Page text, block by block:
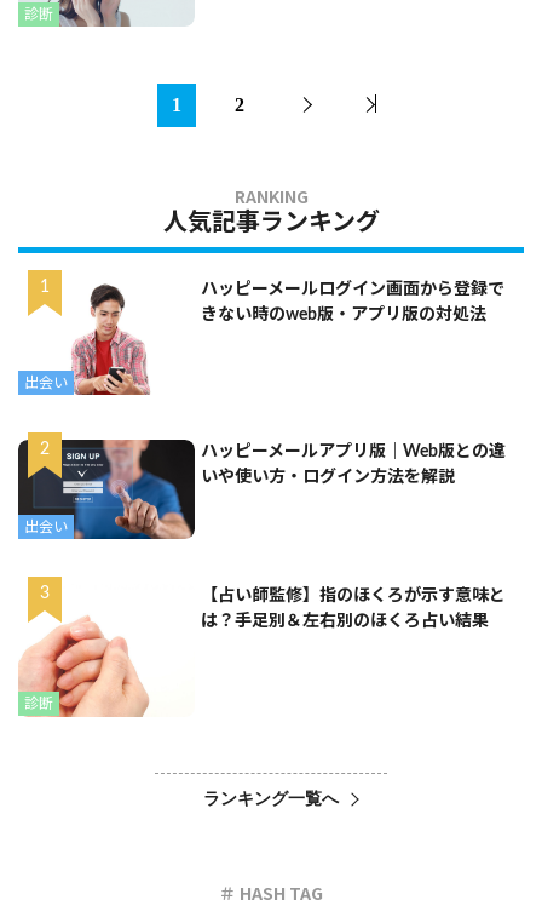
診断
1 2
人気記事ランキング
出会い
ハッピーメールログイン画面から登録で
きない時のweb版・アプリ版の対処法
出会い
ハッピーメールアプリ版｜Web版との違
いや使い方・ログイン方法を解説
診断
【占い師監修】指のほくろが示す意味と
は？手足別＆左右別のほくろ占い結果
ランキング一覧へ